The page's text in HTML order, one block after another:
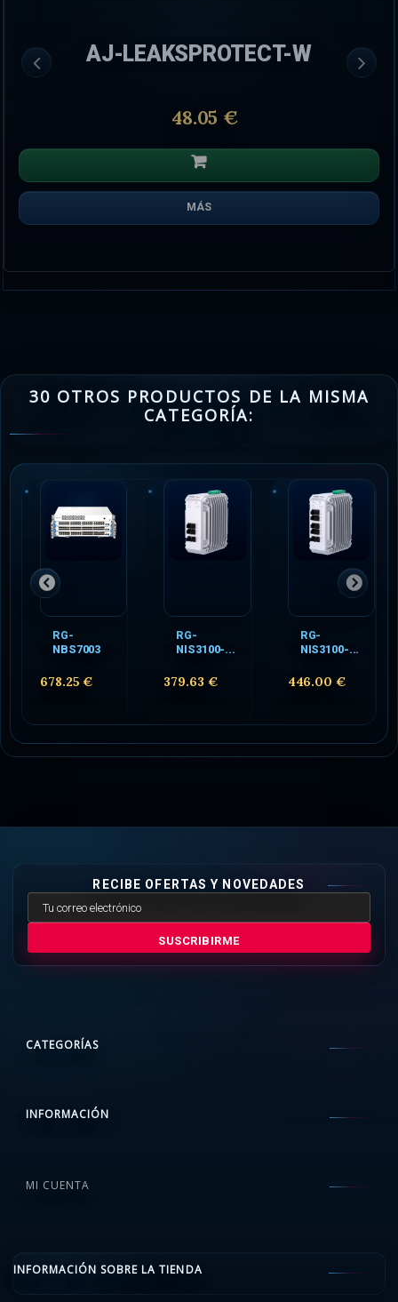
AJ-LEAKSPROTECT-W
48.05 €
MÁS
30 OTROS PRODUCTOS DE LA MISMA
CATEGORÍA:
RG-
NBS7003
678.25 €
RG-
NIS3100-...
379.63 €
RG-
NIS3100-...
446.00 €
RECIBE OFERTAS Y NOVEDADES
SUSCRIBIRME
CATEGORÍAS
INFORMACIÓN
MI CUENTA
INFORMACIÓN SOBRE LA TIENDA